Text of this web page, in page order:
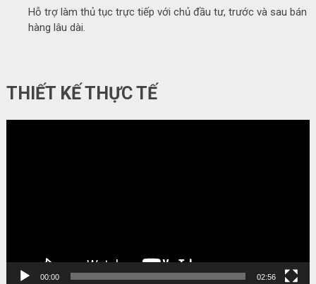
Hỗ trợ làm thủ tục trực tiếp với chủ đầu tư, trước và sau bán
hàng lâu dài.
THIẾT KẾ THỰC TẾ
00:00 02:56